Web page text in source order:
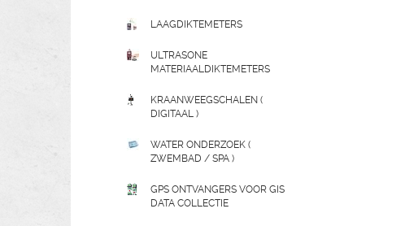
LAAGDIKTEMETERS
ULTRASONE
MATERIAALDIKTEMETERS
KRAANWEEGSCHALEN (
DIGITAAL )
WATER ONDERZOEK (
ZWEMBAD / SPA )
GPS ONTVANGERS VOOR GIS
DATA COLLECTIE